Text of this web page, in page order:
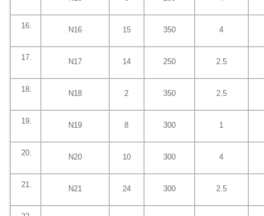
N16 15 350 4
N17 14 250 2.5
N18 2 350 2.5
N19 8 300 1
N20 10 300 4
N21 24 300 2.5